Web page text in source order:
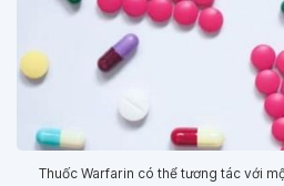
Thuốc Warfarin có thể tương tác với